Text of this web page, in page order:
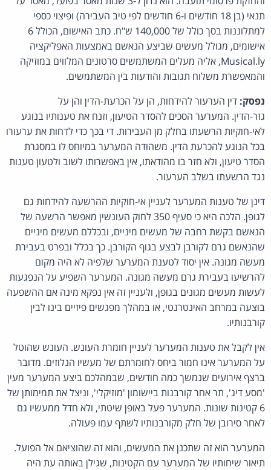
תנאי (בן 18 חודשים ו-6 חודשים לפי טיב העבירה) ופיצוי כספי
למתלוננות בסך כולל של 140,000 ש"ח. כתב האישום, הכולל 6
אישומים, מגולל מעשים שביצע הנאשם באמצעות האפליקציה
Musical.ly, אליה מעלים המשתמשים סרטונים המלווים במוזיקה
והמאפשרת משלוח תגובות והודעות בין המשתמשים.
נפסק: דין הערעור להידחות, הן על הכרעת-הדין והן על
גזר-הדין. המערער הסכים להסדר הטיעון, וזנח את טענותיו בנוגע
לאי-חוקיות הרשעתו בחלק מן העבירות. די בכך כדי לדחות את ערעורו
בכל הנוגע להכרעת הדין. משהודה המערער במיוחס לו במסגרת
הסדר טיעון, ולא חזר בו מהודאתו, אין באפשרותו לשוב ולטעון טענות
נגד הרשעתו בשלב הערעור.
דינן של טענות המערער לעניין אי-חוקיות ההרשעה להידחות גם
לגופן. הלכה היא כי סעיף 350 לחוק העונשין מאפשר הרשעה של
הנאשם בקשת רחבה של מעשים מיניים, ובכללם מעשים מיניים
שהנאשם גרם לקורבן לבצע בגוף הקורבן. כך בכלל ובפרט בעבירת
מעשה מגונה. אין יסוד לטענת המערער שלפיה לא היה מקום
להרשיעו בעבירת גרם מעשה מגונה. המערער השפיע על הנפגעות
לעשות מעשים מגונים בגופן, ולעניין זה אין נפקא מינה אם ההשפעה
בוצעה במרחב האינטרנטי, או במהלך מפגשים פיזיים בינו לבין
קורבנותיו.
אין לקבל את טענות המערער לעניין חומרת העונש. העונש שהוטל
על המערער אינו חמור ביחס לחומרתם של מעשיו הנלוזים. מדובר
ברצף אירועים שנמשך כמה חודשים, שבמהלכם ביצע המערער מעין
'מסע דיג', תר אחר קורבנות ביישומון 'מוזיקלי', וניצל את תמימותן של
6 קטינות שונות. המערער פעל באופן שיטתי, ולא חדל ממעשיו גם
לאחר סירובן של חלק מקורבנותיו לשתף עמו פעולה.
המערער הוא זה שתכנן את המעשים, והוא זה שהוציאם אל הפועל.
תיאור שיחותיו של המערער עם הקטינות, שגילן באותה עת היה